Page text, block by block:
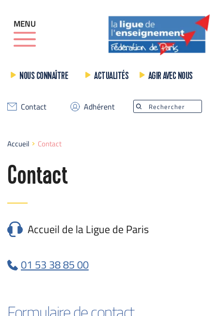
MENU
NOUS CONNAÎTRE ACTUALITÉS AGIR AVEC NOUS
Contact Adhérent Rechercher
Accueil Contact
Contact
Accueil de la Ligue de Paris
01 53 38 85 00